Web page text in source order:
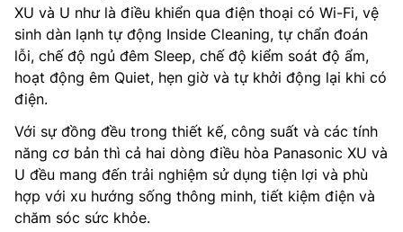
XU và U như là điều khiển qua điện thoại có Wi-Fi, vệ
sinh dàn lạnh tự động Inside Cleaning, tự chẩn đoán
lỗi, chế độ ngủ đêm Sleep, chế độ kiểm soát độ ẩm,
hoạt động êm Quiet, hẹn giờ và tự khởi động lại khi có
điện.
Với sự đồng đều trong thiết kế, công suất và các tính
năng cơ bản thì cả hai dòng điều hòa Panasonic XU và
U đều mang đến trải nghiệm sử dụng tiện lợi và phù
hợp với xu hướng sống thông minh, tiết kiệm điện và
chăm sóc sức khỏe.